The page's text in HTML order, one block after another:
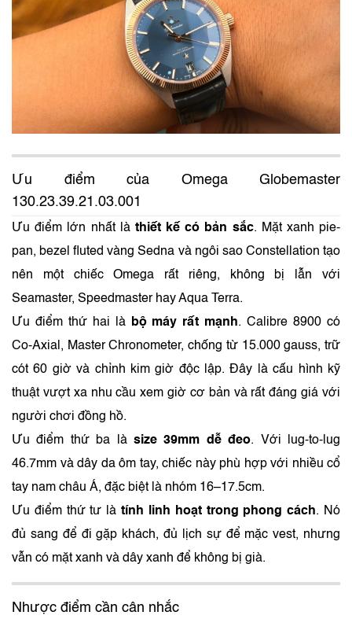
Ưu điểm của Omega Globemaster
130.23.39.21.03.001
Ưu điểm lớn nhất là thiết kế có bản sắc. Mặt xanh pie-
pan, bezel fluted vàng Sedna và ngôi sao Constellation tạo
nên một chiếc Omega rất riêng, không bị lẫn với
Seamaster, Speedmaster hay Aqua Terra.
Ưu điểm thứ hai là bộ máy rất mạnh. Calibre 8900 có
Co‑Axial, Master Chronometer, chống từ 15.000 gauss, trữ
cót 60 giờ và chỉnh kim giờ độc lập. Đây là cấu hình kỹ
thuật vượt xa nhu cầu xem giờ cơ bản và rất đáng giá với
người chơi đồng hồ.
Ưu điểm thứ ba là size 39mm dễ đeo. Với lug-to-lug
46.7mm và dây da ôm tay, chiếc này phù hợp với nhiều cổ
tay nam châu Á, đặc biệt là nhóm 16–17.5cm.
Ưu điểm thứ tư làtính linh hoạt trong phong cách. Nó
đủ sang để đi gặp khách, đủ lịch sự để mặc vest, nhưng
vẫn có mặt xanh và dây xanh để không bị già.
Nhược điểm cần cân nhắc